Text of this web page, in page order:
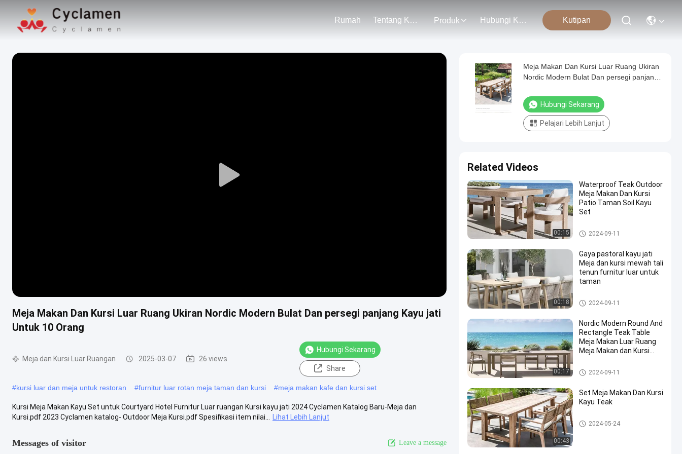
Rumah Tentang Kami Produk Hubungi Kami Kutipan
Play
Meja Makan Dan Kursi Luar Ruang Ukiran Nordic Modern Bulat Dan persegi panjang Kayu jati
Untuk 10 Orang
Meja dan Kursi Luar Ruangan 2025-03-07 26 views
Hubungi Sekarang
Share
#kursi luar dan meja untuk restoran #furnitur luar rotan meja taman dan kursi #meja makan kafe dan kursi set
Kursi Meja Makan Kayu Set untuk Courtyard Hotel Furnitur Luar ruangan Kursi kayu jati 2024 Cyclamen Katalog Baru-Meja dan
Kursi.pdf 2023 Cyclamen katalog- Outdoor Meja Kursi.pdf Spesifikasi item nilai...
Lihat Lebih Lanjut
Messages of visitor Leave a message
Meja Makan Dan Kursi Luar Ruang Ukiran
Nordic Modern Bulat Dan persegi panjang
Hubungi Sekarang
Pelajari Lebih Lanjut
Related Videos
00:15
Waterproof Teak Outdoor
Meja Makan Dan Kursi
Patio Taman Soil Kayu
Set
Teak Wood Table And Chair
2024-09-11
00:18
Gaya pastoral kayu jati
Meja dan kursi mewah tali
tenun furnitur luar untuk
taman
Teak Wood Table And Chair
2024-09-11
00:17
Nordic Modern Round And
Rectangle Teak Table
Meja Makan Luar Ruang
Meja Makan dan Kursi
Teak Wood Table And Chair
2024-09-11
00:43
Set Meja Makan Dan Kursi
Kayu Teak
Teak Wood Table And Chair
2024-05-24